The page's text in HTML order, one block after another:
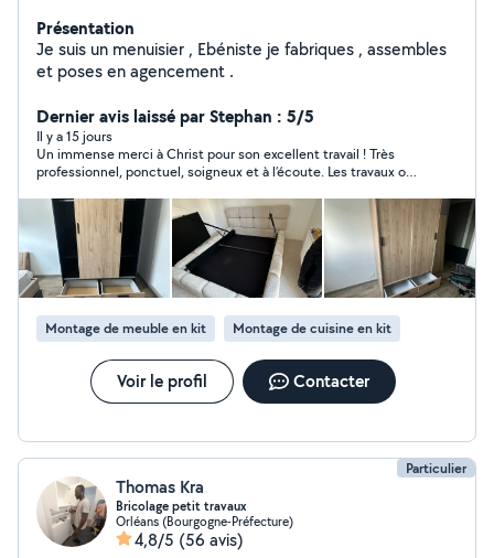
Présentation
Je suis un menuisier , Ebéniste je fabriques , assembles
et poses en agencement .
Dernier avis laissé par Stephan : 5/5
Il y a 15 jours
Un immense merci à Christ pour son excellent travail ! Très
professionnel, ponctuel, soigneux et à l’écoute. Les travaux ont
impeccable. Je suis entièrement satisfait et je le recommande
sans hésitation. C’est un vrai plaisir de faire appel à quelqu’un
d’aussi compétent et fiable. Encore merci !
Montage de meuble en kit Montage de cuisine en kit
Voir le profil Contacter
Particulier
Thomas Kra
Bricolage petit travaux
Orléans (Bourgogne-Préfecture)
4,8/5 (56 avis)